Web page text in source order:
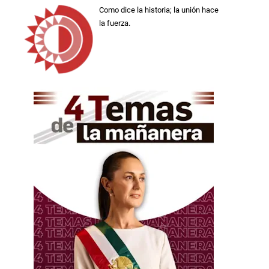
Como dice la historia; la unión hace
la fuerza.